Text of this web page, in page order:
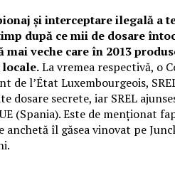
și interceptare ilegală
după ce mii de dosare
veche care în 2013
La vremea respectivă, o
de l’État Luxembourgeois,
secrete, iar SREL
(Spania). Este de menționat
anchetă îl găsea vinovat pe